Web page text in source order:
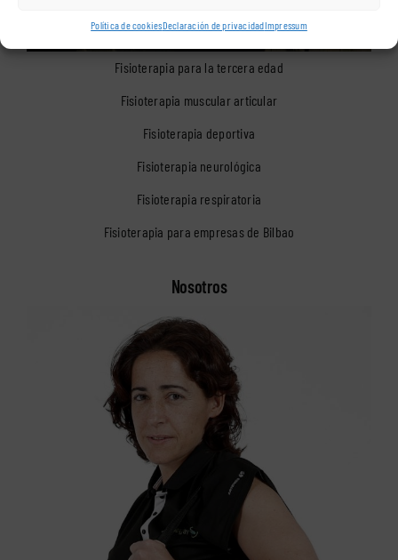
Política de cookiesDeclaración de privacidadImpressum
Fisioterapia para la tercera edad
Fisioterapia muscular articular
Fisioterapia deportiva
Fisioterapia neurológica
Fisioterapia respiratoria
Fisioterapia para empresas de Bilbao
Nosotros